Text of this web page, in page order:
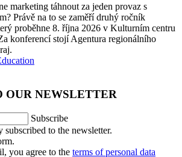
marketing táhnout za jeden provaz s
Právě na to se zaměří druhý ročník
proběhne 8. října 2026 v Kulturním centru
konferencí stojí Agentura regionálního
OUR NEWSLETTER
Subscribe
subscribed to the newsletter.
you agree to the terms of personal data